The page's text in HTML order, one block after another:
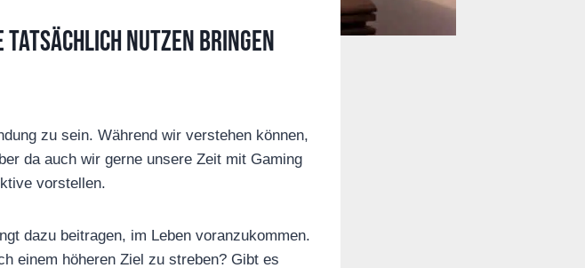
tatsächlich nutzen bringen
zu sein. Während wir verstehen können,
da auch wir gerne unsere Zeit mit Gaming
vorstellen.
dazu beitragen, im Leben voranzukommen.
einem höheren Ziel zu streben? Gibt es